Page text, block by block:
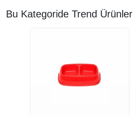
Bu Kategoride Trend Ürünler